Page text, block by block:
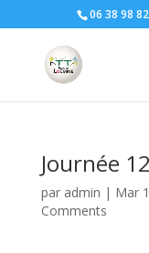
06 38 98
Journée
par admin | Mar
Comments